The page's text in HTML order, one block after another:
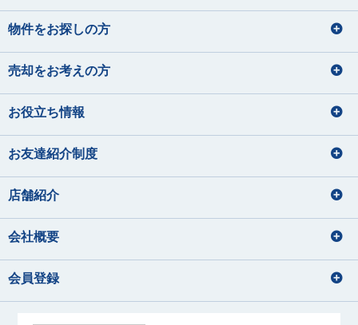
物件をお探しの方
売却をお考えの方
お役立ち情報
お友達紹介制度
店舗紹介
会社概要
会員登録